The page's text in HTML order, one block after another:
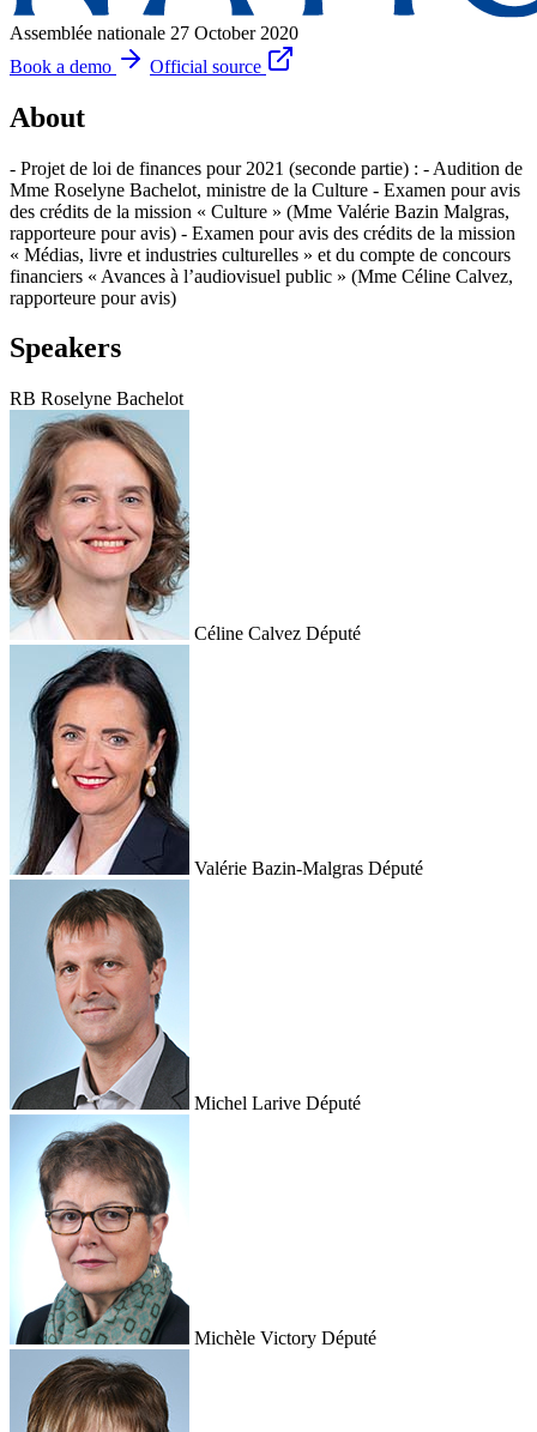
Assemblée nationale 27 October 2020
Book a demo
Official source
About
- Projet de loi de finances pour 2021 (seconde partie) : - Audition de
Mme Roselyne Bachelot, ministre de la Culture - Examen pour avis
des crédits de la mission « Culture » (Mme Valérie Bazin Malgras,
rapporteure pour avis) - Examen pour avis des crédits de la mission
« Médias, livre et industries culturelles » et du compte de concours
financiers « Avances à l’audiovisuel public » (Mme Céline Calvez,
rapporteure pour avis)
Speakers
RB Roselyne Bachelot
Céline Calvez Député
Valérie Bazin-Malgras Député
Michel Larive Député
Michèle Victory Député